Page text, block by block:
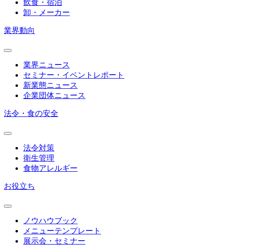
飲食・宿泊
卸・メーカー
業界動向
業界ニュース
セミナー・イベントレポート
新業態ニュース
企業団体ニュース
法令・食の安全
法令対策
衛生管理
食物アレルギー
お役立ち
ノウハウブック
メニューテンプレート
展示会・セミナー